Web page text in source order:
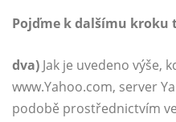
Pojďme k dalšímu kroku
dva) Jak je uvedeno výše,
www.Yahoo.com, server
podobě prostřednictvím